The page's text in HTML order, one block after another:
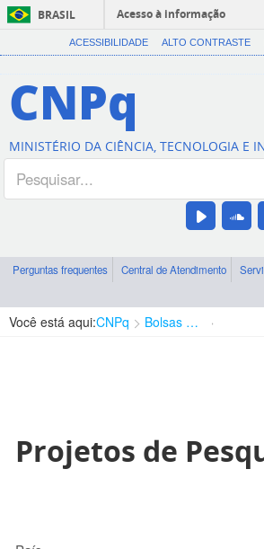
BRASIL
Acesso à informação
ACESSIBILIDADE ALTO CONTRASTE
CNPq
MINISTÉRIO DA CIÊNCIA, TECNOLOGIA E
Perguntas frequentes Central de Atendimento
Você está aqui:CNPq Bolsas e Auxílios Vigentes
Projetos de